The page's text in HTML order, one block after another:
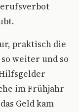
praktisch die
weiter und so
im Frühjahr
Geld kam